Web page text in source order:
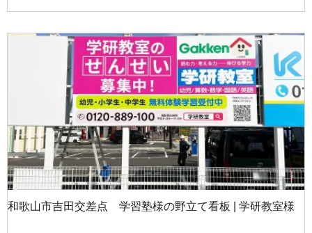
和歌山市吉田交差点 学習塾様の野立て看板 | 学研教室様